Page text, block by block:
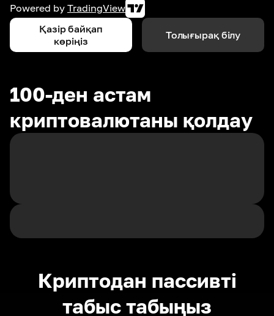
Powered by TradingView
Қазір байқап
көріңіз
Толығырақ білу
100-ден астам
криптовалютаны қолдау
Криптодан пассивті
табыс табыңыз